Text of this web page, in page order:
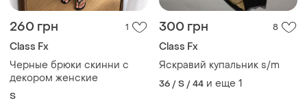
260 грн 1
Class Fx
Черные брюки скинни с
декором женские
S
300 грн 8
Class Fx
Яскравий купальник s/m
36 / S / 44 и еще 1